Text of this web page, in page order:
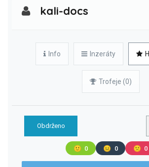
kali-docs
Info Inzeráty
Trofeje (0)
Obdrženo
🙂 0 😐 0 🙁 0